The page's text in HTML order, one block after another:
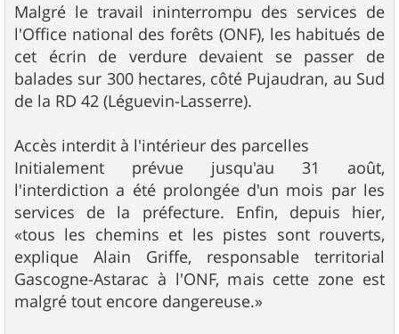
Malgré le travail ininterrompu des services de
l'Office national des forêts (ONF), les habitués de
cet écrin de verdure devaient se passer de
balades sur 300 hectares, côté Pujaudran, au Sud
de la RD 42 (Léguevin-Lasserre).
Accès interdit à l'intérieur des parcelles
Initialement prévue jusqu'au 31 août,
l'interdiction a été prolongée d'un mois par les
services de la préfecture. Enfin, depuis hier,
«tous les chemins et les pistes sont rouverts,
explique Alain Griffe, responsable territorial
Gascogne-Astarac à l'ONF, mais cette zone est
malgré tout encore dangereuse.»